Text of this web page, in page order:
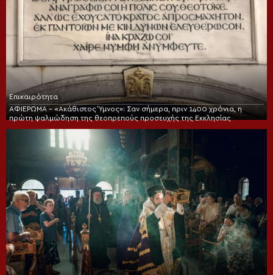
Επικαιρότητα
ΑΦΙΕΡΩΜΑ – «Ακάθιστος Ύμνος»: Σαν σήμερα, πριν 1400 χρόνια, η
πρώτη ψαλμώδηση της θεοπρεπούς προσευχής της Εκκλησίας